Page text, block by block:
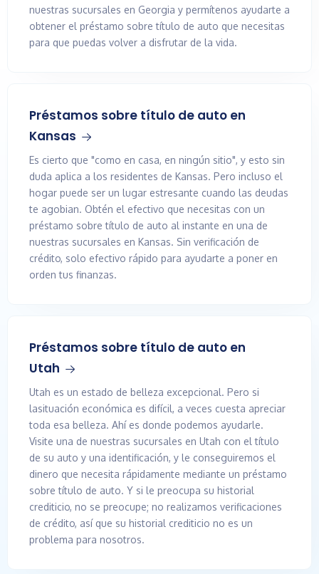
nuestras sucursales en Georgia y permítenos ayudarte a
obtener el préstamo sobre título de auto que necesitas
para que puedas volver a disfrutar de la vida.
Préstamos sobre título de auto en
Kansas
Es cierto que "como en casa, en ningún sitio", y esto sin
duda aplica a los residentes de Kansas. Pero incluso el
hogar puede ser un lugar estresante cuando las deudas
te agobian. Obtén el efectivo que necesitas con un
préstamo sobre título de auto al instante en una de
nuestras sucursales en Kansas. Sin verificación de
crédito, solo efectivo rápido para ayudarte a poner en
orden tus finanzas.
Préstamos sobre título de auto en
Utah
Utah es un estado de belleza excepcional. Pero si
lasituación económica es difícil, a veces cuesta apreciar
toda esa belleza. Ahí es donde podemos ayudarle.
Visite una de nuestras sucursales en Utah con el título
de su auto y una identificación, y le conseguiremos el
dinero que necesita rápidamente mediante un préstamo
sobre título de auto. Y si le preocupa su historial
crediticio, no se preocupe; no realizamos verificaciones
de crédito, así que su historial crediticio no es un
problema para nosotros.